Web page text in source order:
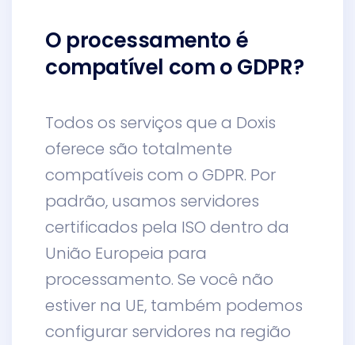
O processamento é
compatível com o GDPR?
Todos os serviços que a Doxis
oferece são totalmente
compatíveis com o GDPR. Por
padrão, usamos servidores
certificados pela ISO dentro da
União Europeia para
processamento. Se você não
estiver na UE, também podemos
configurar servidores na região